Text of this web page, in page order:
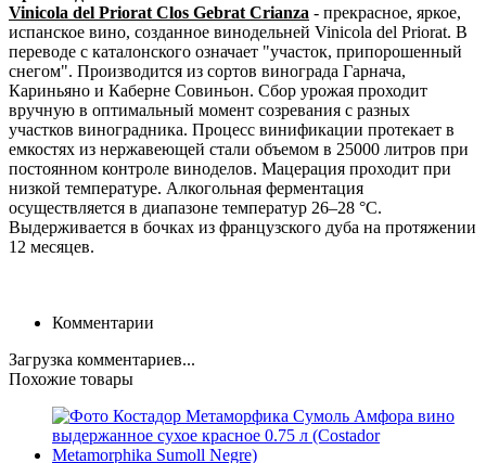
Vinicola del Priorat Clos Gebrat Crianza - прекрасное, яркое,
испанское вино, созданное винодельней Vinicola del Priorat. В
переводе с каталонского означает "участок, припорошенный
снегом". Производится из сортов винограда Гарнача,
Кариньяно и Каберне Совиньон. Сбор урожая проходит
вручную в оптимальный момент созревания с разных
участков виноградника. Процесс винификации протекает в
емкостях из нержавеющей стали объемом в 25000 литров при
постоянном контроле виноделов. Мацерация проходит при
низкой температуре. Алкогольная ферментация
осуществляется в диапазоне температур 26–28 °С.
Выдерживается в бочках из французского дуба на протяжении
12 месяцев.
Комментарии
Загрузка комментариев...
Похожие товары